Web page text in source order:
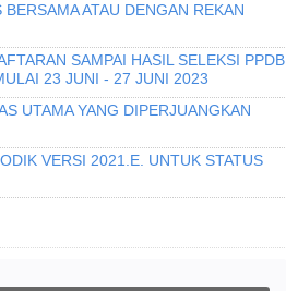
ATAU DENGAN REKAN
SAMPAI HASIL SELEKSI PPDB
23 JUNI - 27 JUNI 2023
UTAMA YANG DIPERJUANGKAN
VERSI 2021.E. UNTUK STATUS